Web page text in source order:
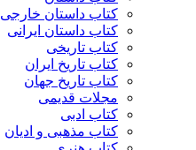
کتاب داستان خارجی
کتاب داستان ایرانی
کتاب تاریخی
کتاب تاریخ ایران
کتاب تاریخ جهان
مجلات قدیمی
کتاب ادبی
کتاب مذهبی و ادیان